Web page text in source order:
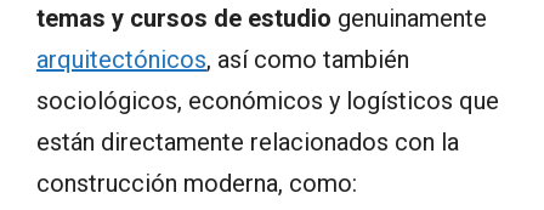
temas y cursos de estudio genuinamente
arquitectónicos, así como también
sociológicos, económicos y logísticos que
están directamente relacionados con la
construcción moderna, como: